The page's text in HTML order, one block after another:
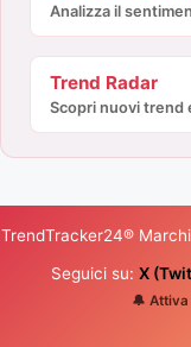
Analizza il
Trend Radar
Scopri nuovi trend
TrendTracker24®
Seguici su: X
🔔